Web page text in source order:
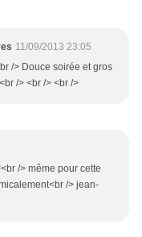
11/09/2013 23:05
/> Douce soirée et gros
/> <br /> <br />
/> même pour cette
/> jean-